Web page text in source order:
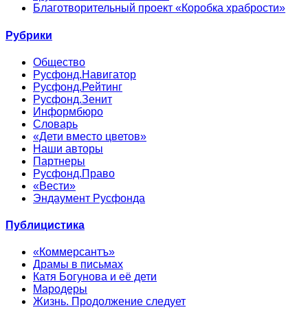
Благотворительный проект «Коробка храбрости»
Рубрики
Общество
Русфонд.Навигатор
Русфонд.Рейтинг
Русфонд.Зенит
Информбюро
Словарь
«Дети вместо цветов»
Наши авторы
Партнеры
Русфонд.Право
«Вести»
Эндаумент Русфонда
Публицистика
«Коммерсантъ»
Драмы в письмах
Катя Богунова и её дети
Мародеры
Жизнь. Продолжение следует